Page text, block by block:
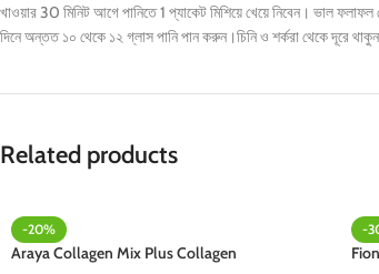
খাওয়ার 30 মিনিট আগে পানিতে 1 প্যাকেট মিশিয়ে খেয়ে নিবেন। ভাল ফলাফল
দিনে অন্তত ১০ থেকে ১২ গ্লাস পানি পান করুন।চিনি ও শর্করা থেকে দূরে
Related products
-20%
Araya Collagen Mix Plus Collagen
-